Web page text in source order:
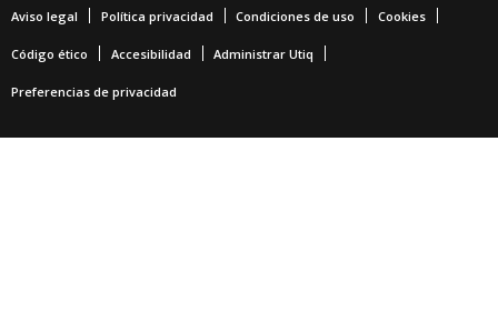
Aviso legal Política privacidad Condiciones de uso Cookies
Código ético Accesibilidad Administrar Utiq
Preferencias de privacidad